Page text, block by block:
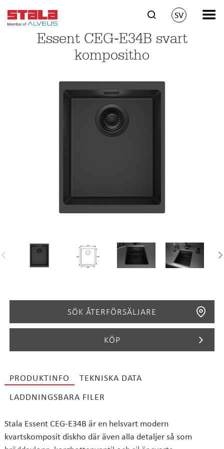
SV
Essent CEG-E34B svart
kompositho
SÖK ÅTERFÖRSÄLJARE
SÖK
KÖP
PRODUKTINFO
TEKNISKA DATA
LADDNINGSBARA FILER
Stala Essent CEG-E34B är en helsvart modern
kvartskomposit diskho där även alla detaljer så som